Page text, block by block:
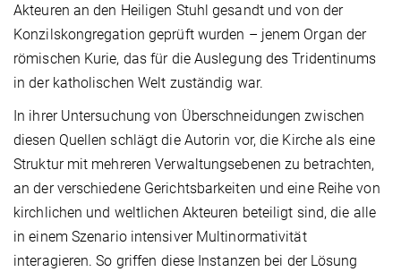
Akteuren an den Heiligen Stuhl gesandt und von der
Konzilskongregation geprüft wurden – jenem Organ der
römischen Kurie, das für die Auslegung des Tridentinums
in der katholischen Welt zuständig war.
In ihrer Untersuchung von Überschneidungen zwischen
diesen Quellen schlägt die Autorin vor, die Kirche als eine
Struktur mit mehreren Verwaltungsebenen zu betrachten,
an der verschiedene Gerichtsbarkeiten und eine Reihe von
kirchlichen und weltlichen Akteuren beteiligt sind, die alle
in einem Szenario intensiver Multinormativität
interagieren. So griffen diese Instanzen bei der Lösung